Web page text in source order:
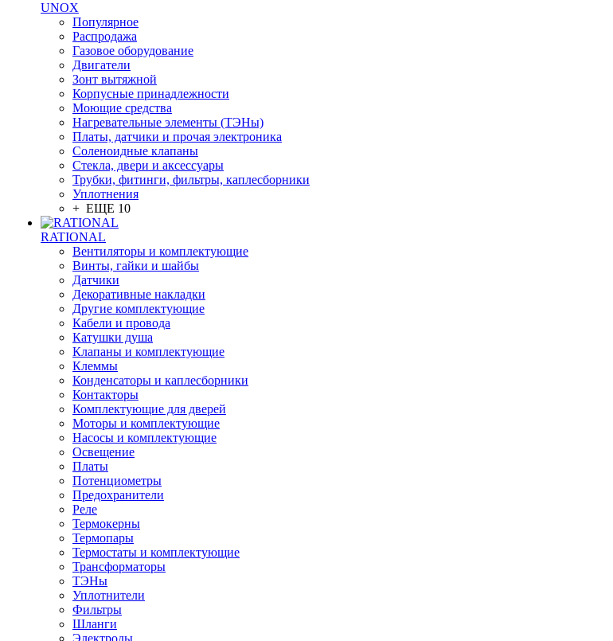
UNOX
Популярное
Распродажа
Газовое оборудование
Двигатели
Зонт вытяжной
Корпусные принадлежности
Моющие средства
Нагревательные элементы (ТЭНы)
Платы, датчики и прочая электроника
Соленоидные клапаны
Стекла, двери и аксессуары
Трубки, фитинги, фильтры, каплесборники
Уплотнения
+ ЕЩЕ 10
RATIONAL
Вентиляторы и комплектующие
Винты, гайки и шайбы
Датчики
Декоративные накладки
Другие комплектующие
Кабели и провода
Катушки душа
Клапаны и комплектующие
Клеммы
Конденсаторы и каплесборники
Контакторы
Комплектующие для дверей
Моторы и комплектующие
Насосы и комплектующие
Освещение
Платы
Потенциометры
Предохранители
Реле
Термокерны
Термопары
Термостаты и комплектующие
Трансформаторы
ТЭНы
Уплотнители
Фильтры
Шланги
Электроды